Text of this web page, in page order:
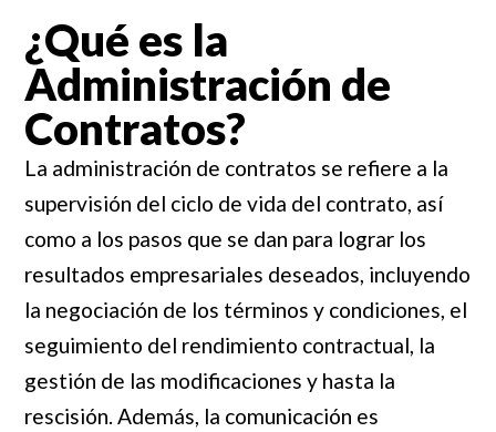
¿Qué es la
Administración de
Contratos?
La administración de contratos se refiere a la
supervisión del ciclo de vida del contrato, así
como a los pasos que se dan para lograr los
resultados empresariales deseados, incluyendo
la negociación de los términos y condiciones, el
seguimiento del rendimiento contractual, la
gestión de las modificaciones y hasta la
rescisión. Además, la comunicación es